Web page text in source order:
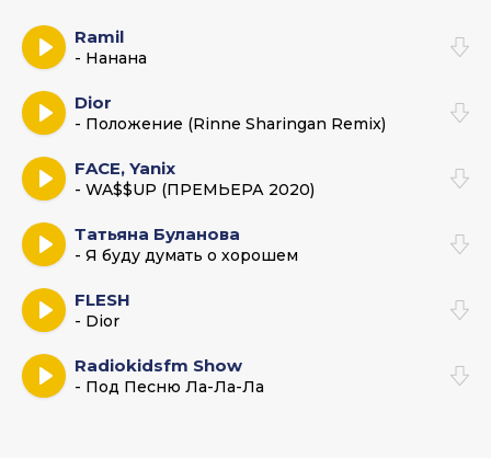
Ramil
- Нанана
Dior
- Положение (Rinne Sharingan Remix)
FACE, Yanix
- WA$$UP (ПРЕМЬЕРА 2020)
Татьяна Буланова
- Я буду думать о хорошем
FLESH
- Dior
Radiokidsfm Show
- Под Песню Ла-Ла-Ла